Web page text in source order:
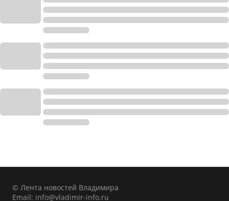
© Лента новостей Владимира
Email: info@vladimir-info.ru